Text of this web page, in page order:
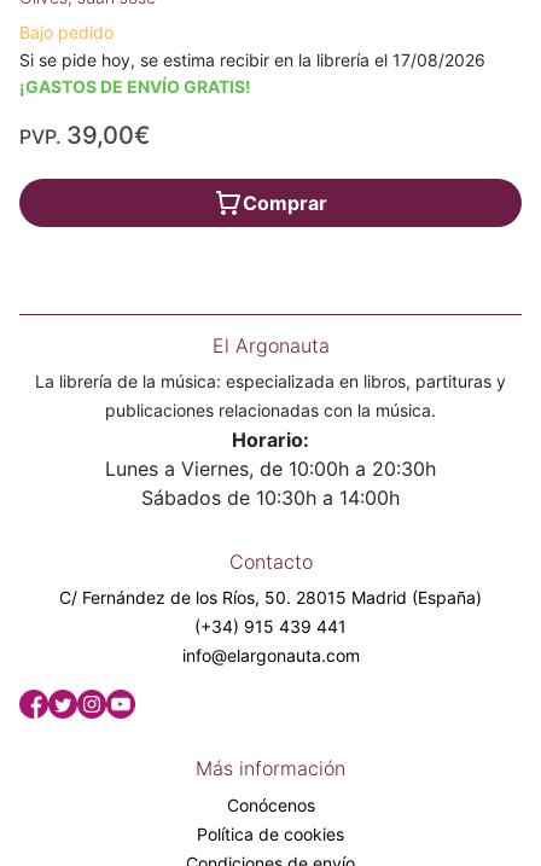
Bajo pedido
Si se pide hoy, se estima recibir en la librería el 17/08/2026
¡GASTOS DE ENVÍO GRATIS!
PVP. 39,00€
Comprar
El Argonauta
La librería de la música: especializada en libros, partituras y
publicaciones relacionadas con la música.
Horario:
Lunes a Viernes, de 10:00h a 20:30h
Sábados de 10:30h a 14:00h
Contacto
C/ Fernández de los Ríos, 50. 28015 Madrid (España)
(+34) 915 439 441
info@elargonauta.com
Más información
Conócenos
Política de cookies